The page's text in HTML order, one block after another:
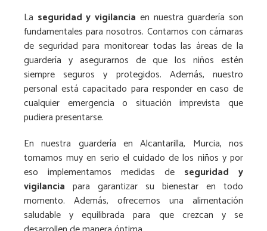
La seguridad y vigilancia en nuestra guardería son
fundamentales para nosotros. Contamos con cámaras
de seguridad para monitorear todas las áreas de la
guardería y asegurarnos de que los niños estén
siempre seguros y protegidos. Además, nuestro
personal está capacitado para responder en caso de
cualquier emergencia o situación imprevista que
pudiera presentarse.
En nuestra guardería en Alcantarilla, Murcia, nos
tomamos muy en serio el cuidado de los niños y por
eso implementamos medidas de seguridad y
vigilancia para garantizar su bienestar en todo
momento. Además, ofrecemos una alimentación
saludable y equilibrada para que crezcan y se